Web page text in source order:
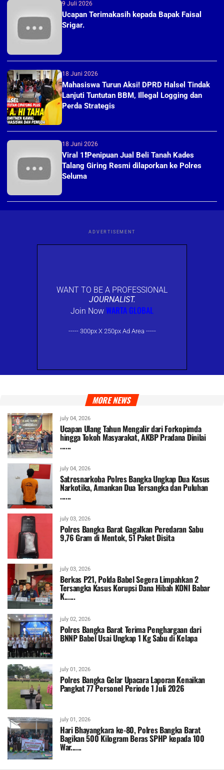
9 Juli 2026
Ucapan Terimakasih kepada Bapak Faisal
Srigar.
18 Juni 2026
Mahasiswa Turun Aksi! DPRD Halsel Tindak
Lanjuti Tuntutan BBM, Illegal Logging dan
Perda Strategis
18 Juni 2026
Viral 1❗Penipuan Jual Beli Tanah Kades
Talang Giring Resmi dilaporkan ke Polres
Seluma
ADVERTISEMENT
WANT TO BE A PROFESSIONAL
JOURNALIST.
Join Now WARTA GLOBAL
----- 300px X 250px Ad Area -----
MORE NEWS
july 04, 2026
Ucapan Ulang Tahun Mengalir dari Forkopimda
hingga Tokoh Masyarakat, AKBP Pradana Dinilai
......
july 04, 2026
Satresnarkoba Polres Bangka Ungkap Dua Kasus
Narkotika, Amankan Dua Tersangka dan Puluhan
......
july 03, 2026
Polres Bangka Barat Gagalkan Peredaran Sabu
9,76 Gram di Mentok, 51 Paket Disita
july 03, 2026
Berkas P21, Polda Babel Segera Limpahkan 2
Tersangka Kasus Korupsi Dana Hibah KONI Babar
K......
july 02, 2026
Polres Bangka Barat Terima Penghargaan dari
BNNP Babel Usai Ungkap 1 Kg Sabu di Kelapa
july 01, 2026
Polres Bangka Gelar Upacara Laporan Kenaikan
Pangkat 77 Personel Periode 1 Juli 2026
july 01, 2026
Hari Bhayangkara ke-80, Polres Bangka Barat
Bagikan 500 Kilogram Beras SPHP kepada 100
War......